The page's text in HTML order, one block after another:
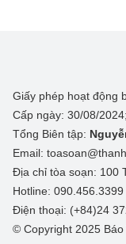
Giấy phép hoạt động
Cấp ngày: 30/08/
Tổng Biên tập:
Email:
Địa chỉ tòa soạn: 100
Hotline: 090.456.3399
Điện thoại: (+84)24
© Copyright 2025